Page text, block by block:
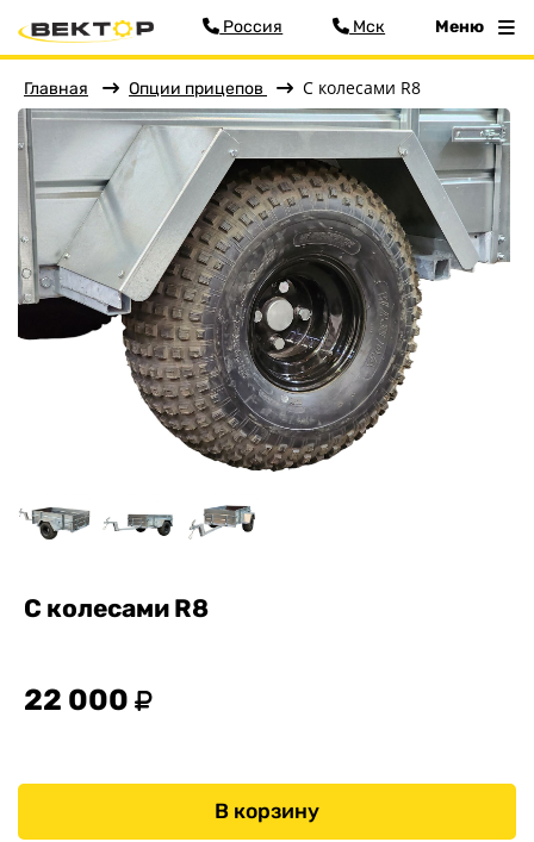
Меню
Главная
Прицепы
О заводе
Оплата и доставка
Контакты
Фильтр
Россия Мск Меню
Главная Опции прицепов С колесами R8
С колесами R8
22 000
В корзину